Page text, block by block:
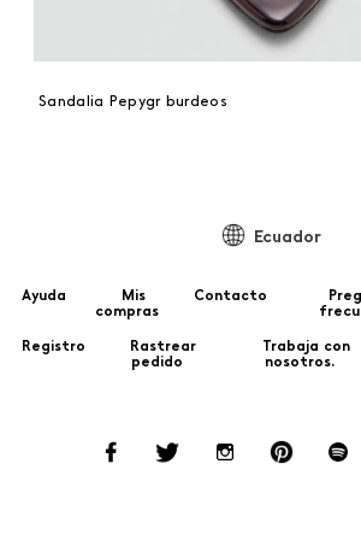
Sandalia Pepygr burdeos
Ecuador
Ayuda
Mis
compras
Contacto
Registro
Rastrear
pedido
Trabaja con
nosotros.